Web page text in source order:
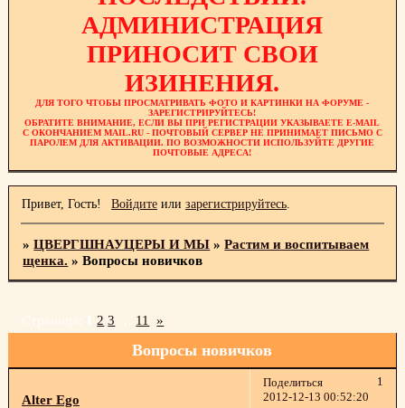
АДМИНИСТРАЦИЯ
ПРИНОСИТ СВОИ
ИЗИНЕНИЯ.
ДЛЯ ТОГО ЧТОБЫ ПРОСМАТРИВАТЬ ФОТО И КАРТИНКИ НА ФОРУМЕ -
ЗАРЕГИСТРИРУЙТЕСЬ!
ОБРАТИТЕ ВНИМАНИЕ, ЕСЛИ ВЫ ПРИ РЕГИСТРАЦИИ УКАЗЫВАЕТЕ E-MAIL
С ОКОНЧАНИЕМ MAIL.RU - ПОЧТОВЫЙ СЕРВЕР НЕ ПРИНИМАЕТ ПИСЬМО С
ПАРОЛЕМ ДЛЯ АКТИВАЦИИ. ПО ВОЗМОЖНОСТИ ИСПОЛЬЗУЙТЕ ДРУГИЕ
ПОЧТОВЫЕ АДРЕСА!
Привет, Гость! Войдитеили зарегистрируйтесь.
»ЦВЕРГШНАУЦЕРЫ И МЫ »Растим и воспитываем
щенка. »Вопросы новичков
Вопросы новичков
Страница: 1 2 3 … 11 »
Поделиться
1
2012-12-13 00:52:20
Alter Ego